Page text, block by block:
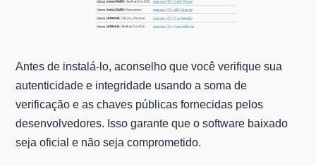
Antes de instalá-lo, aconselho que você verifique sua
autenticidade e integridade usando a soma de
verificação e as chaves públicas fornecidas pelos
desenvolvedores. Isso garante que o software baixado
seja oficial e não seja comprometido.